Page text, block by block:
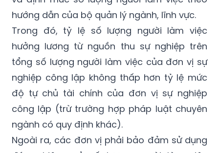
Trong đó, tỷ lệ số lượng người làm việc
hưởng lương từ nguồn thu sự nghiệp trên
tổng số lượng người làm việc của đơn vị sự
nghiệp công lập không thấp hơn tỷ lệ mức
độ tự chủ tài chính của đơn vị sự nghiệp
công lập (trừ trường hợp pháp luật chuyên
ngành có quy định khác).
Ngoài ra, các đơn vị phải bảo đảm sử dụng
đúng, hiệu quả số lượng người làm việc
được cơ quan có thẩm quyền giao.